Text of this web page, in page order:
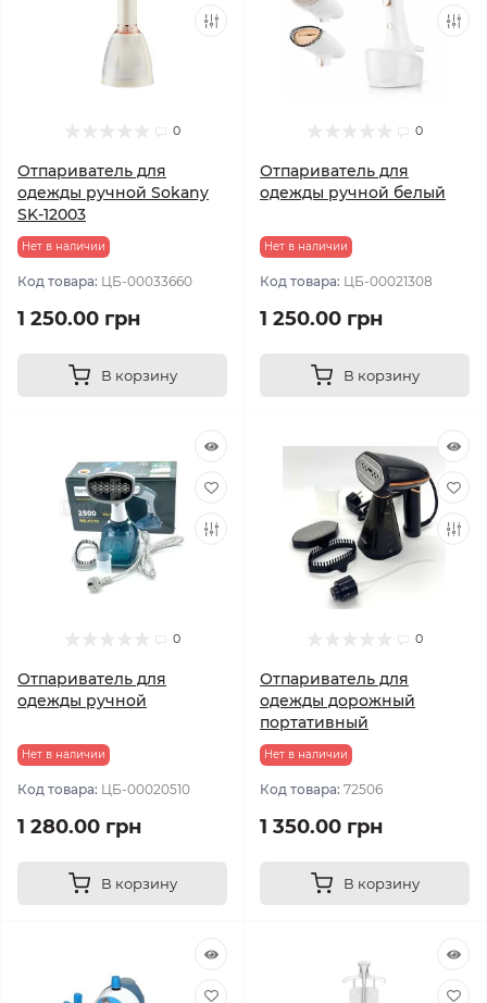
0
Отпариватель для
одежды ручной Sokany
SK-12003
Нет в наличии
Код товара: ЦБ-00033660
1 250.00 грн
В корзину
0
Отпариватель для
одежды ручной белый
Нет в наличии
Код товара: ЦБ-00021308
1 250.00 грн
В корзину
0
Отпариватель для
одежды ручной
Нет в наличии
Код товара: ЦБ-00020510
1 280.00 грн
В корзину
0
Отпариватель для
одежды дорожный
портативный
Нет в наличии
Код товара: 72506
1 350.00 грн
В корзину